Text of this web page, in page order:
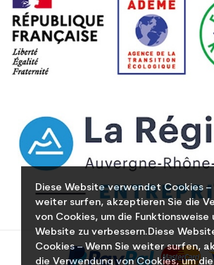
Diese Website verwendet Cookies –
weiter surfen, akzeptieren Sie die
von Cookies, um die Funktionsweise
Website zu verbessern.Diese
Cookies – Wenn Sie weiter surfen,
die Verwendung von Cookies, um die